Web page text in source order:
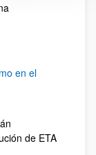
en el
de ETA